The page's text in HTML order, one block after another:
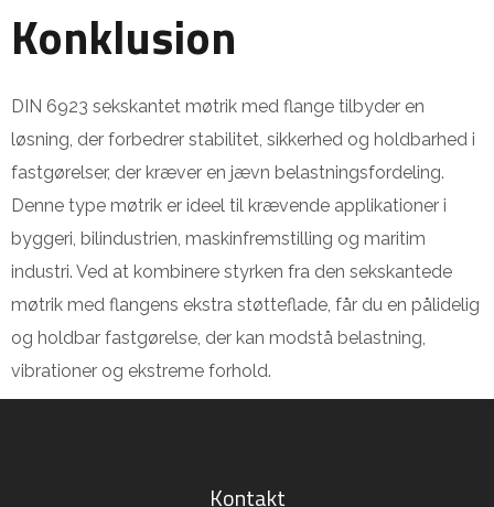
Konklusion
DIN 6923 sekskantet møtrik med flange tilbyder en
løsning, der forbedrer stabilitet, sikkerhed og holdbarhed i
fastgørelser, der kræver en jævn belastningsfordeling.
Denne type møtrik er ideel til krævende applikationer i
byggeri, bilindustrien, maskinfremstilling og maritim
industri. Ved at kombinere styrken fra den sekskantede
møtrik med flangens ekstra støtteflade, får du en pålidelig
og holdbar fastgørelse, der kan modstå belastning,
vibrationer og ekstreme forhold.
Kontakt